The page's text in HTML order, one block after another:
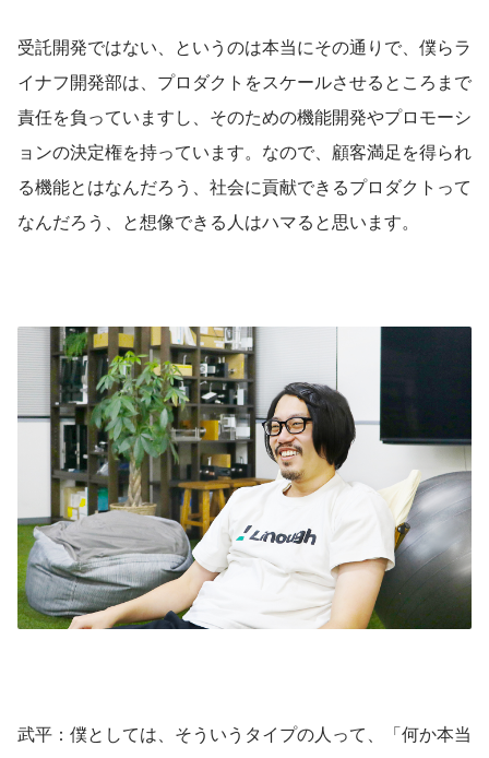
受託開発ではない、というのは本当にその通りで、僕らラ
イナフ開発部は、プロダクトをスケールさせるところまで
責任を負っていますし、そのための機能開発やプロモーシ
ョンの決定権を持っています。なので、顧客満足を得られ
る機能とはなんだろう、社会に貢献できるプロダクトって
なんだろう、と想像できる人はハマると思います。
武平：僕としては、そういうタイプの人って、「何か本当